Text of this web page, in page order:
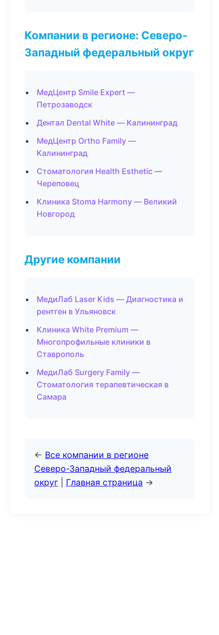
Компании в регионе: Северо-
Западный федеральный округ
МедЦентр Smile Expert —
Петрозаводск
Дентал Dental White — Калининград
МедЦентр Ortho Family —
Калининград
Стоматология Health Esthetic —
Череповец
Клиника Stoma Harmony — Великий
Новгород
Другие компании
МедиЛаб Laser Kids — Диагностика и
рентген в Ульяновск
Клиника White Premium —
Многопрофильные клиники в
Ставрополь
МедиЛаб Surgery Family —
Стоматология терапевтическая в
Самара
← Все компании в регионе
Северо-Западный федеральный
округ
Главная страница →